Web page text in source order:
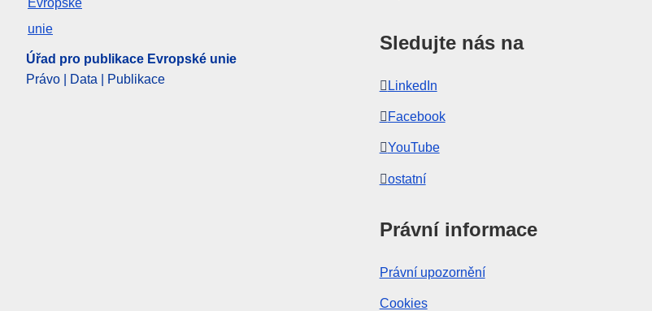
Úřad pro publikace Evropské unie
Právo | Data | Publikace
Sledujte nás na
LinkedIn
Facebook
YouTube
ostatní
Právní informace
Právní upozornění
Cookies